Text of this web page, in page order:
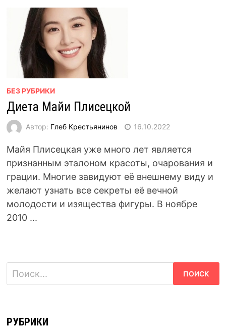
БЕЗ РУБРИКИ
Диета Майи Плисецкой
Автор: Глеб Крестьянинов 16.10.2022
Майя Плисецкая уже много лет является
признанным эталоном красоты, очарования и
грации. Многие завидуют её внешнему виду и
желают узнать все секреты её вечной
молодости и изящества фигуры. В ноябре
2010 ...
Найти:
РУБРИКИ